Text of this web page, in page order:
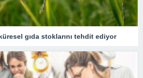
gıda stoklarını tehdit ediyor